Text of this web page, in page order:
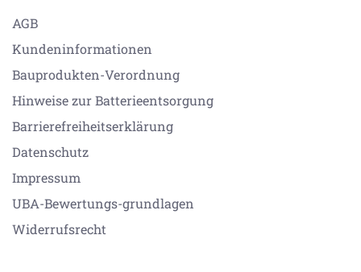
AGB
Kundeninformationen
Bauprodukten-Verordnung
Hinweise zur Batterieentsorgung
Barrierefreiheitserklärung
Datenschutz
Impressum
UBA-Bewertungs-grundlagen
Widerrufsrecht